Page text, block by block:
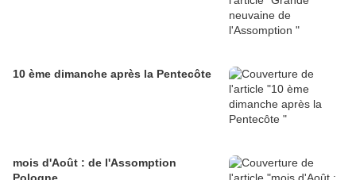
10 ème dimanche après la Pentecôte
mois d'Août : de l'Assomption